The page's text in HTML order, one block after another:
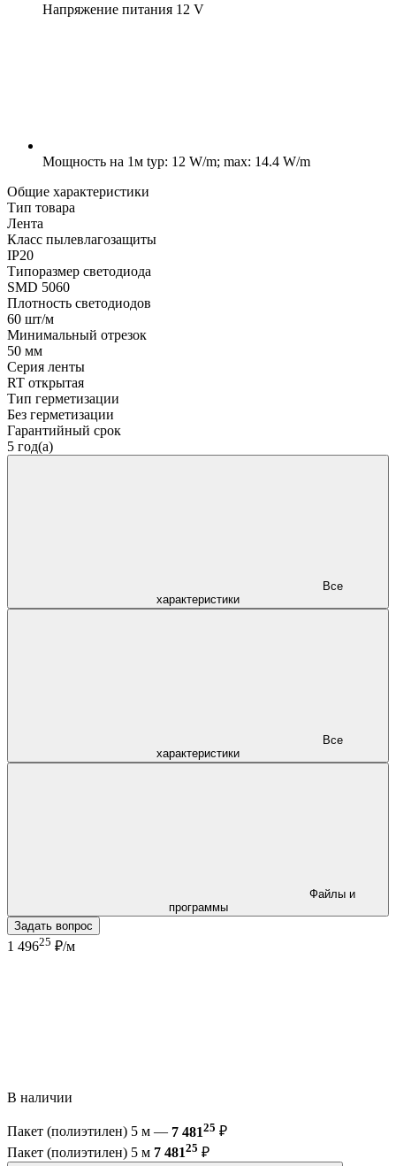
Напряжение питания 12 V
Мощность на 1м typ: 12 W/m; max: 14.4 W/m
Общие характеристики
Тип товара
Лента
Класс пылевлагозащиты
IP20
Типоразмер светодиода
SMD 5060
Плотность светодиодов
60 шт/м
Минимальный отрезок
50 мм
Серия ленты
RT открытая
Тип герметизации
Без герметизации
Гарантийный срок
5 год(а)
характеристики
характеристики
программы
Задать вопрос
1 49625 ₽/м
В наличии
Пакет (полиэтилен) 5 м — 7 48125 ₽
Пакет (полиэтилен) 5 м 7 48125 ₽